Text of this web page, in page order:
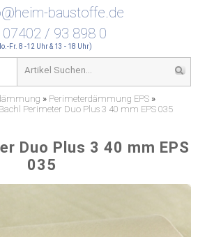
baustoffe.de
07402 / 93 898 0
Fr. 8 -12 Uhr & 13 - 18 Uhr)
» Perimeterdämmung EPS »
Bachl Perimeter Duo Plus 3 40 mm EPS 035
Duo Plus 3 40 mm EPS
035